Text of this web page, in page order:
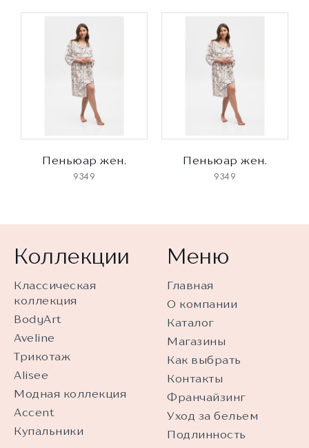
Пеньюар жен.
9349
Пеньюар жен.
9349
Коллекции
Классическая
коллекция
BodyArt
Aveline
Трикотаж
Alisee
Модная коллекция
Accent
Купальники
Меню
Главная
О компании
Каталог
Магазины
Как выбрать
Контакты
Франчайзинг
Уход за бельем
Подлинность